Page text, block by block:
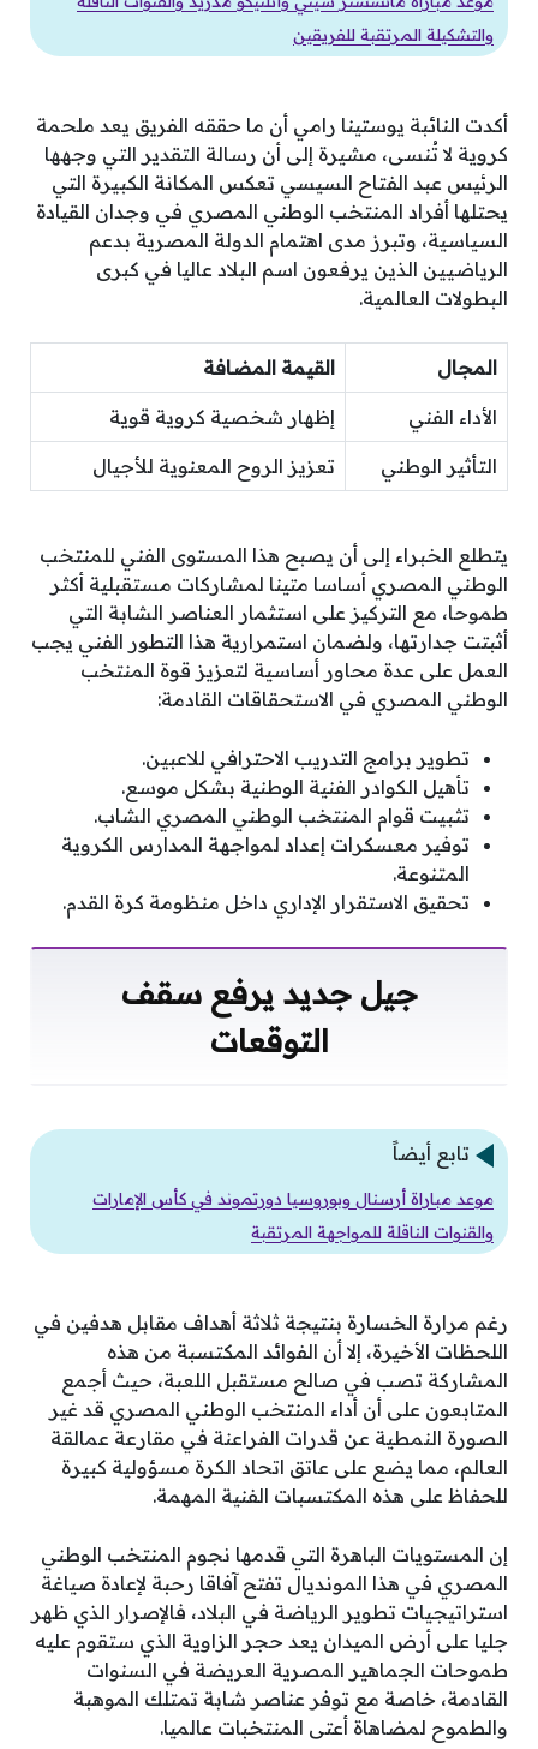
والتشكيلة المرتقبة للفريقين
أكدت النائبة يوستينا رامي أن ما حققه الفريق يعد ملحمة
كروية لا تُنسى، مشيرة إلى أن رسالة التقدير التي وجهها
الرئيس عبد الفتاح السيسي تعكس المكانة الكبيرة التي
يحتلها أفراد المنتخب الوطني المصري في وجدان القيادة
السياسية، وتبرز مدى اهتمام الدولة المصرية بدعم
الرياضيين الذين يرفعون اسم البلاد عاليا في كبرى
البطولات العالمية.
المجال القيمة المضافة
الأداء الفني إظهار شخصية كروية قوية
التأثير الوطني تعزيز الروح المعنوية للأجيال
يتطلع الخبراء إلى أن يصبح هذا المستوى الفني للمنتخب
الوطني المصري أساسا متينا لمشاركات مستقبلية أكثر
طموحا، مع التركيز على استثمار العناصر الشابة التي
أثبتت جدارتها، ولضمان استمرارية هذا التطور الفني يجب
العمل على عدة محاور أساسية لتعزيز قوة المنتخب
الوطني المصري في الاستحقاقات القادمة:
تطوير برامج التدريب الاحترافي للاعبين.
تأهيل الكوادر الفنية الوطنية بشكل موسع.
تثبيت قوام المنتخب الوطني المصري الشاب.
توفير معسكرات إعداد لمواجهة المدارس الكروية
المتنوعة.
تحقيق الاستقرار الإداري داخل منظومة كرة القدم.
جيل جديد يرفع سقف
التوقعات
تابع أيضاً
موعد مباراة أرسنال وبوروسيا دورتموند في كأس الإمارات
والقنوات الناقلة للمواجهة المرتقبة
رغم مرارة الخسارة بنتيجة ثلاثة أهداف مقابل هدفين في
اللحظات الأخيرة، إلا أن الفوائد المكتسبة من هذه
المشاركة تصب في صالح مستقبل اللعبة، حيث أجمع
المتابعون على أن أداء المنتخب الوطني المصري قد غير
الصورة النمطية عن قدرات الفراعنة في مقارعة عمالقة
العالم، مما يضع على عاتق اتحاد الكرة مسؤولية كبيرة
للحفاظ على هذه المكتسبات الفنية المهمة.
إن المستويات الباهرة التي قدمها نجوم المنتخب الوطني
المصري في هذا المونديال تفتح آفاقا رحبة لإعادة صياغة
استراتيجيات تطوير الرياضة في البلاد، فالإصرار الذي ظهر
جليا على أرض الميدان يعد حجر الزاوية الذي ستقوم عليه
طموحات الجماهير المصرية العريضة في السنوات
القادمة، خاصة مع توفر عناصر شابة تمتلك الموهبة
والطموح لمضاهاة أعتى المنتخبات عالميا.